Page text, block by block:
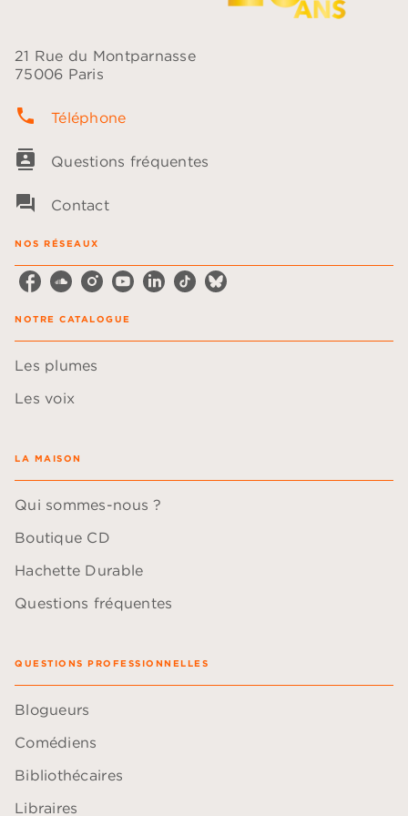
21 Rue du Montparnasse
75006 Paris
phone Téléphone
contacts Questions fréquentes
question_answer Contact
NOS RÉSEAUX
NOTRE CATALOGUE
Les plumes
Les voix
LA MAISON
Qui sommes-nous ?
Boutique CD
Hachette Durable
Questions fréquentes
QUESTIONS PROFESSIONNELLES
Blogueurs
Comédiens
Bibliothécaires
Libraires